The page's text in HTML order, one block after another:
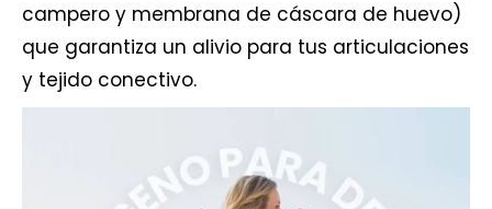
campero y membrana de cáscara de huevo)
que garantiza un alivio para tus articulaciones
y tejido conectivo.